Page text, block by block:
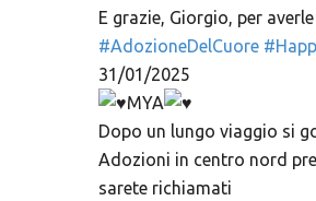
E grazie, Giorgio, per
#AdozioneDelCuore
31/01/2025
MYA
Dopo un lungo viaggio si
Adozioni in centro nord
sarete richiamati